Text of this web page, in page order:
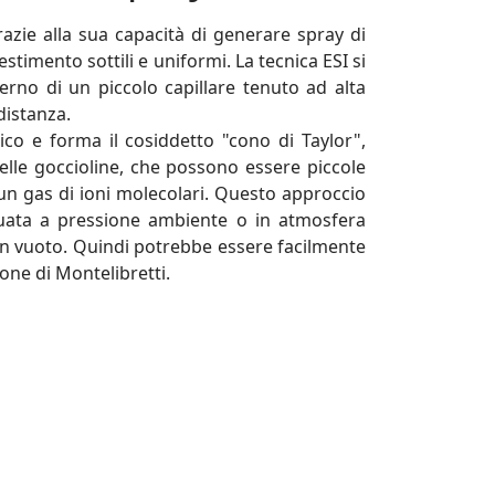
alla sua capacità di generare spray di
sottili e uniformi. La tecnica ESI si
di un piccolo capillare tenuto ad alta
e forma il cosiddetto "cono di Taylor",
goccioline, che possono essere piccole
gas di ioni molecolari. Questo approccio
a pressione ambiente o in atmosfera
vuoto. Quindi potrebbe essere facilmente
di Montelibretti.